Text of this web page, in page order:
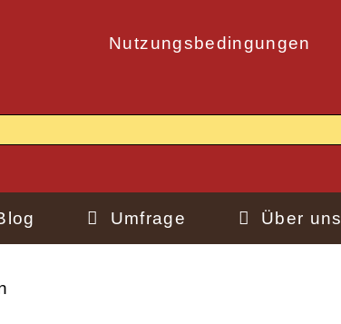
Nutzungsbedingungen
Umfrage Über uns